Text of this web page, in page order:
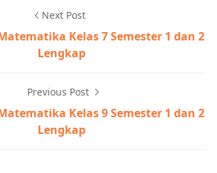
Next Post
Kelas 7 Semester 1 dan 2
Lengkap
Previous Post
Kelas 9 Semester 1 dan 2
Lengkap